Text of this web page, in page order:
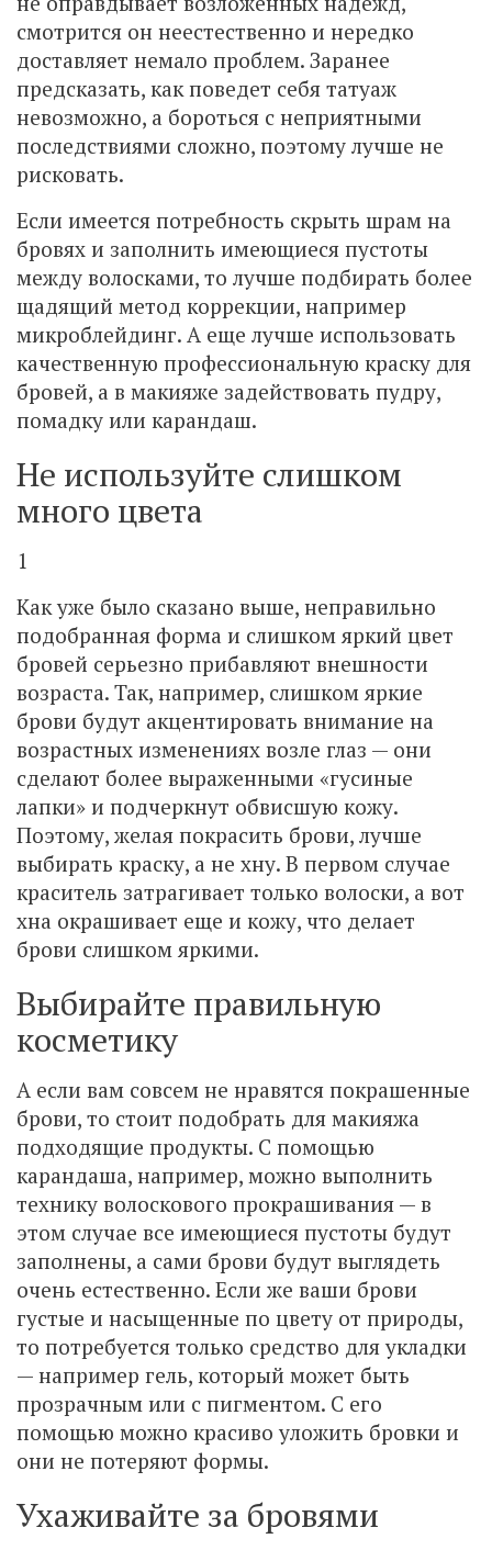
смотрится он неестественно и нередко
доставляет немало проблем. Заранее
предсказать, как поведет себя татуаж
невозможно, а бороться с неприятными
последствиями сложно, поэтому лучше не
рисковать.
Если имеется потребность скрыть шрам на
бровях и заполнить имеющиеся пустоты
между волосками, то лучше подбирать более
щадящий метод коррекции, например
микроблейдинг. А еще лучше использовать
качественную профессиональную краску для
бровей, а в макияже задействовать пудру,
помадку или карандаш.
Не используйте слишком
много цвета
1
Как уже было сказано выше, неправильно
подобранная форма и слишком яркий цвет
бровей серьезно прибавляют внешности
возраста. Так, например, слишком яркие
брови будут акцентировать внимание на
возрастных изменениях возле глаз — они
сделают более выраженными «гусиные
лапки» и подчеркнут обвисшую кожу.
Поэтому, желая покрасить брови, лучше
выбирать краску, а не хну. В первом случае
краситель затрагивает только волоски, а вот
хна окрашивает еще и кожу, что делает
брови слишком яркими.
Выбирайте правильную
косметику
А если вам совсем не нравятся покрашенные
брови, то стоит подобрать для макияжа
подходящие продукты. С помощью
карандаша, например, можно выполнить
технику волоскового прокрашивания — в
этом случае все имеющиеся пустоты будут
заполнены, а сами брови будут выглядеть
очень естественно. Если же ваши брови
густые и насыщенные по цвету от природы,
то потребуется только средство для укладки
— например гель, который может быть
прозрачным или с пигментом. С его
помощью можно красиво уложить бровки и
они не потеряют формы.
Ухаживайте за бровями